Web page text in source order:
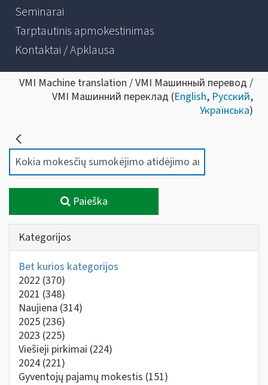
Seminarai
Tarptautinis apmokestinimas
Kontaktai / Apklausa
VMI Machine translation / VMI Машинный перевод /
VMI Машинний переклад (English, Русский,
Українська)
Paieška
Kategorijos
Bet kurios kategorijos
2022 (370)
2021 (348)
Naujiena (314)
2025 (236)
2023 (225)
Viešieji pirkimai (224)
2024 (221)
Gyventojų pajamų mokestis (151)